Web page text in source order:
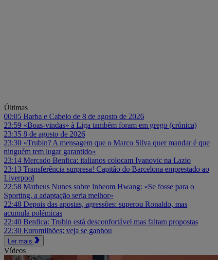
Últimas
00:05 Barba e Cabelo de 8 de agosto de 2026
23:59 «Boas-vindas» à Liga também foram em grego (crónica)
23:35 8 de agosto de 2026
23:30 «Trubin? A mensagem que o Marco Silva quer mandar é que
ninguém tem lugar garantido»
23:14 Mercado Benfica: italianos colocam Ivanovic na Lazio
23:13 Transferência surpresa! Capitão do Barcelona emprestado ao
Liverpool
22:58 Matheus Nunes sobre Inbeom Hwang: «Se fosse para o
Sporting, a adaptação seria melhor»
22:48 Depois das apostas, agressões: superou Ronaldo, mas
acumula polémicas
22:40 Benfica: Trubin está desconfortável mas faltam propostas
22:30 Euromilhões: veja se ganhou
Ler mais
Vídeos